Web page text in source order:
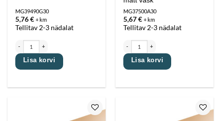
MG39490G30
5,76€ + km
Tellitav 2-3 nädalat
Lisa korvi
MG37500A30
5,67€ + km
Tellitav 2-3 nädalat
Lisa korvi